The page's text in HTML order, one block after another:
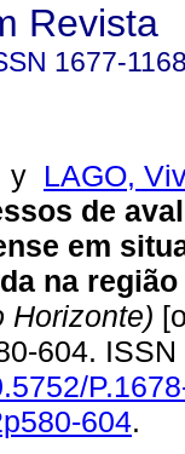
Revista
1677-
y LAGO,
de
em
na
Horizonte)
604.
604.